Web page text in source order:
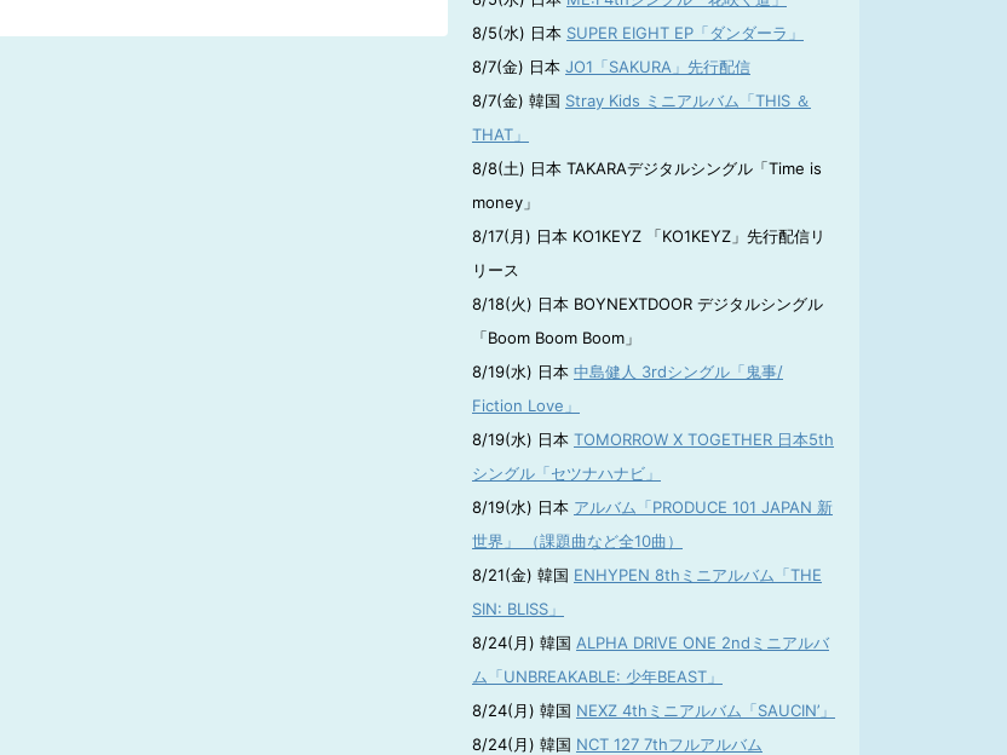
8/5(水) 日本 SUPER EIGHT EP「ダンダーラ」
8/7(金) 日本 JO1「SAKURA」先行配信
8/7(金) 韓国 Stray Kids ミニアルバム「THIS ＆
THAT」
8/8(土) 日本 TAKARAデジタルシングル「Time is
money」
8/17(月) 日本 KO1KEYZ 「KO1KEYZ」先行配信リ
リース
8/18(火) 日本 BOYNEXTDOOR デジタルシングル
「Boom Boom Boom」
8/19(水) 日本 中島健人 3rdシングル「鬼事/
Fiction Love」
8/19(水) 日本 TOMORROW X TOGETHER 日本5th
シングル「セツナハナビ」
8/19(水) 日本 アルバム「PRODUCE 101 JAPAN 新
世界」 （課題曲など全10曲）
8/21(金) 韓国 ENHYPEN 8thミニアルバム「THE
SIN: BLISS」
8/24(月) 韓国 ALPHA DRIVE ONE 2ndミニアルバ
ム「UNBREAKABLE: 少年BEAST」
8/24(月) 韓国 NEXZ 4thミニアルバム「SAUCIN’」
8/24(月) 韓国 NCT 127 7thフルアルバム